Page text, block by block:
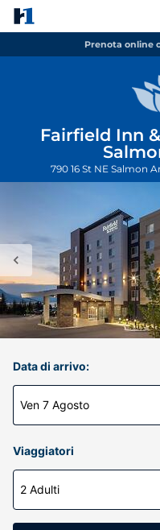
Prenota online
Fairfield Inn
790 16 St NE Salmon
Data di arrivo:
Ven 7 Agosto
Viaggiatori
2 Adulti